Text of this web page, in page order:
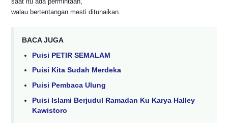
walau bertentangan mesti ditunaikan.
BACA JUGA
Puisi PETIR SEMALAM
Puisi Kita Sudah Merdeka
Puisi Pembaca Ulung
Puisi Islami Berjudul Ramadan Ku Karya Halley
Kawistoro